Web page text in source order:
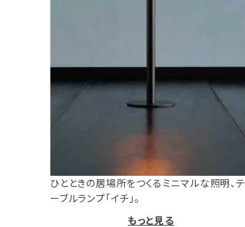
ひとときの居場所をつくるミニマルな照明、テ
ーブルランプ「イチ」。
もっと見る